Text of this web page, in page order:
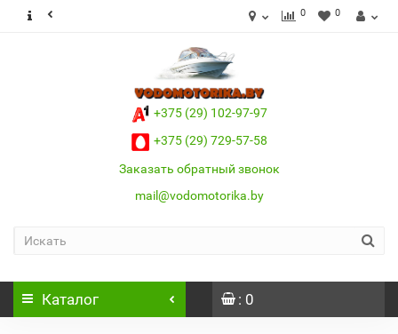
0 0
+375 (29) 102-97-97
+375 (29) 729-57-58
Заказать обратный звонок
mail@vodomotorika.by
Каталог : 0